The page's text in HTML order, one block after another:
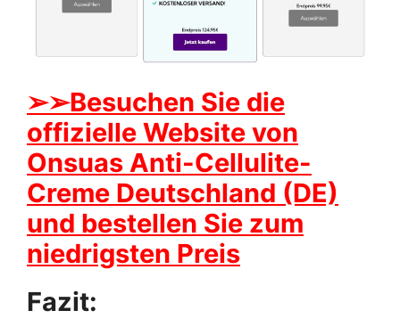
➢➢Besuchen Sie die
offizielle Website von
Onsuas Anti-Cellulite-
Creme Deutschland (DE)
und bestellen Sie zum
niedrigsten Preis
Fazit: